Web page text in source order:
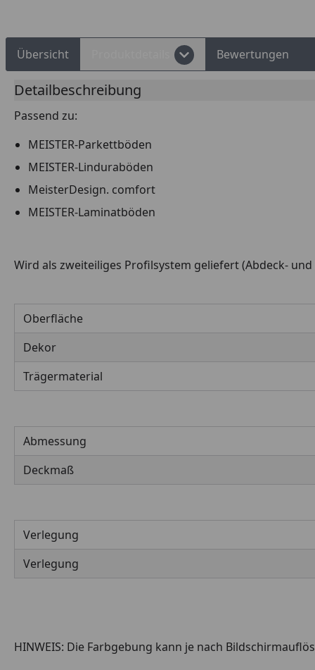
Übersicht Bewertungen
Detailbeschreibung
Passend zu:
MEISTER-Parkettböden
MEISTER-Linduraböden
MeisterDesign. comfort
MEISTER-Laminatböden
Wird als zweiteiliges Profilsystem geliefert (Abdeck-
Oberfläche
Dekor
Trägermaterial
Abmessung
Deckmaß
Verlegung
Verlegung
HINWEIS: Die Farbgebung kann je nach